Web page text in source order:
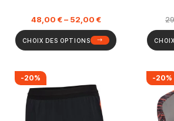
48,00 €– 52,00 €
CHOIX DES OPTIONS
-20% -20%